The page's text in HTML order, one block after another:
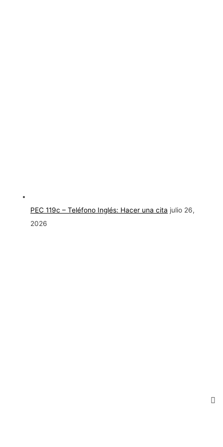
PEC 119c – Teléfono Inglés: Hacer una cita julio 26,
2026